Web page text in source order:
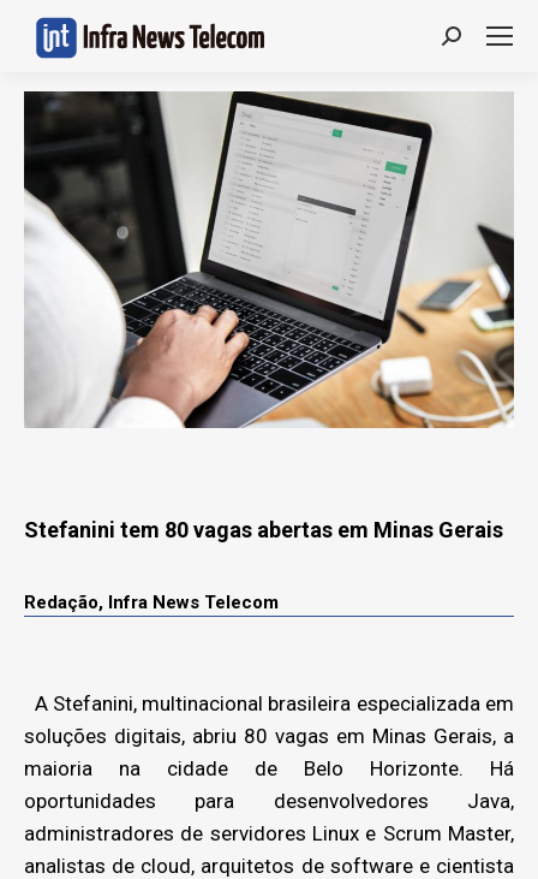
Search:
Stefanini tem 80 vagas abertas em Minas Gerais
Redação, Infra News Telecom
A Stefanini, multinacional brasileira especializada em
soluções digitais, abriu 80 vagas em Minas Gerais, a
maioria na cidade de Belo Horizonte. Há
oportunidades para desenvolvedores Java,
administradores de servidores Linux e Scrum Master,
analistas de cloud, arquitetos de software e cientista